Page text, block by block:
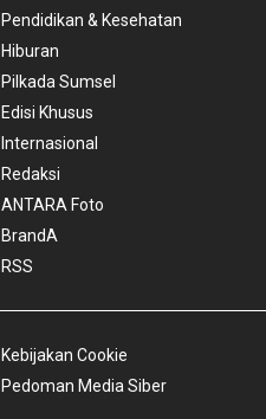
Pendidikan & Kesehatan
Hiburan
Pilkada Sumsel
Edisi Khusus
Internasional
Redaksi
ANTARA Foto
BrandA
RSS
Kebijakan Cookie
Pedoman Media Siber